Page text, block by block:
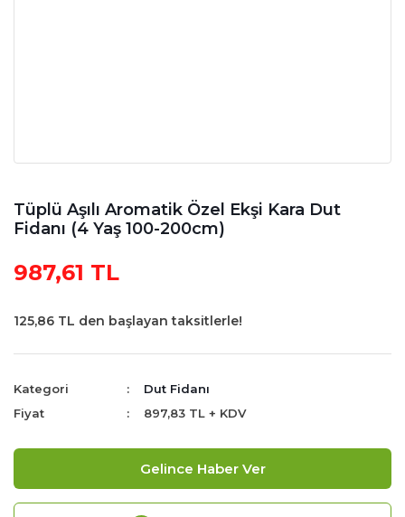
Tüplü Aşılı Aromatik Özel Ekşi Kara Dut
Fidanı (4 Yaş 100-200cm)
987,61 TL
125,86 TL den başlayan taksitlerle!
Kategori
Dut Fidanı
Fiyat
897,83 TL + KDV
Gelince Haber Ver